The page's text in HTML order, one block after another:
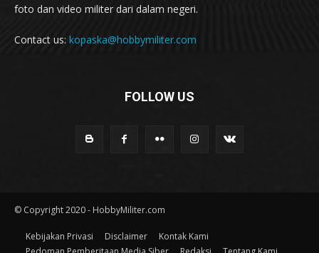
foto dan video militer dari dalam negeri.
Contact us: kopaska@hobbymiliter.com
FOLLOW US
© Copyright 2020 - HobbyMiliter.com
Kebijakan Privasi Disclaimer
Kontak Kami